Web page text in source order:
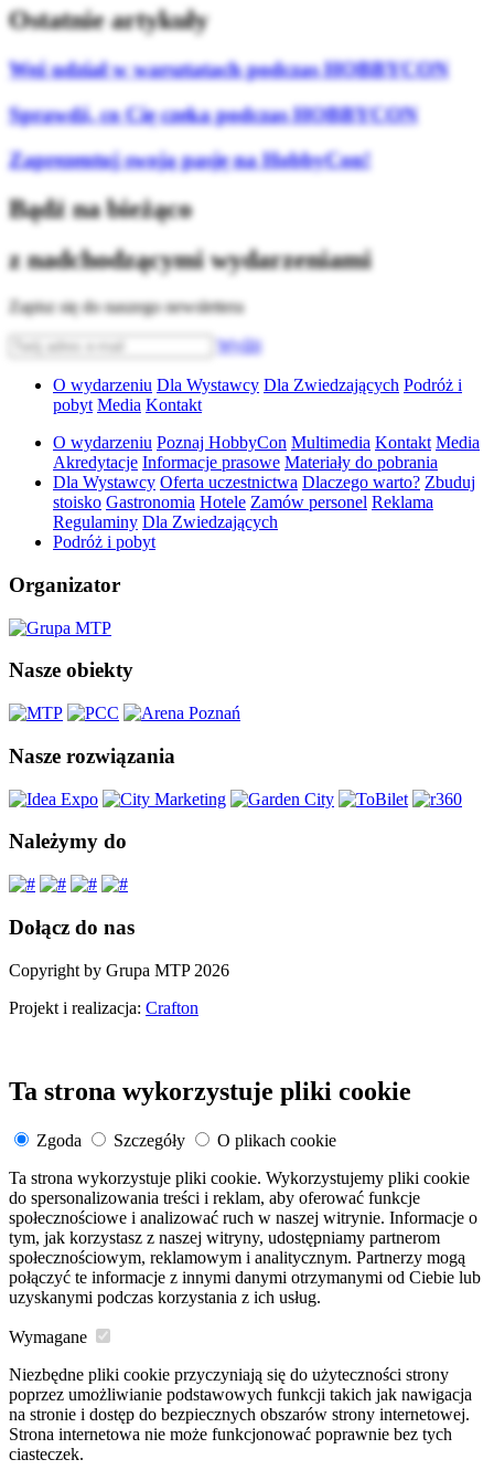
Ostatnie artykuły
Weź udział w warsztatach podczas HOBBYCON
Sprawdź, co Cię czeka podczas HOBBYCON
Zaprezentuj swoją pasję na HobbyCon!
Bądź na bieżąco
z nadchodzącymi wydarzeniami
Zapisz się do naszego newslettera
Wyślij
O wydarzeniu Dla Wystawcy Dla Zwiedzających Podróż i
pobyt Media Kontakt
O wydarzeniu Poznaj HobbyCon Multimedia Kontakt Media
Akredytacje Informacje prasowe Materiały do pobrania
Dla Wystawcy Oferta uczestnictwa Dlaczego warto? Zbuduj
stoisko Gastronomia Hotele Zamów personel Reklama
Regulaminy Dla Zwiedzających
Podróż i pobyt
Organizator
Nasze obiekty
Nasze rozwiązania
Należymy do
Dołącz do nas
Copyright by Grupa MTP 2026
Projekt i realizacja: Crafton
Ta strona wykorzystuje pliki cookie
Zgoda Szczegóły
O plikach cookie
Ta strona wykorzystuje pliki cookie. Wykorzystujemy pliki cookie
do spersonalizowania treści i reklam, aby oferować funkcje
społecznościowe i analizować ruch w naszej witrynie. Informacje o
tym, jak korzystasz z naszej witryny, udostępniamy partnerom
społecznościowym, reklamowym i analitycznym. Partnerzy mogą
połączyć te informacje z innymi danymi otrzymanymi od Ciebie lub
uzyskanymi podczas korzystania z ich usług.
Wymagane
Niezbędne pliki cookie przyczyniają się do użyteczności strony
poprzez umożliwianie podstawowych funkcji takich jak nawigacja
na stronie i dostęp do bezpiecznych obszarów strony internetowej.
Strona internetowa nie może funkcjonować poprawnie bez tych
ciasteczek.